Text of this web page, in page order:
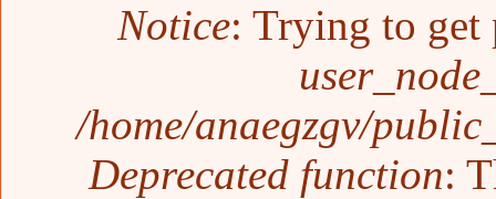
Notice: Trying to get
/home/anaegzgv/
Deprecated function: